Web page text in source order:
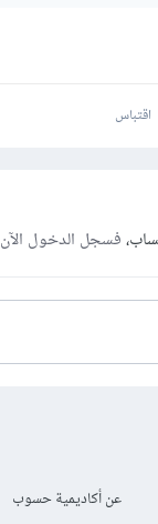
اقتباس
فسجل الدخول الآن
عن أكاديمية حسوب